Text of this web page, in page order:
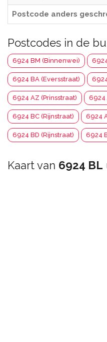
Postcode anders
Postcodes in de
6924 BM (Binnenwei)
6924 BA (Eversstraat)
6924 AZ (Prinsstraat) 6924
6924 BC (Rijnstraat) 6924
6924 BD (Rijnstraat) 6924
Kaart van 6924 BL